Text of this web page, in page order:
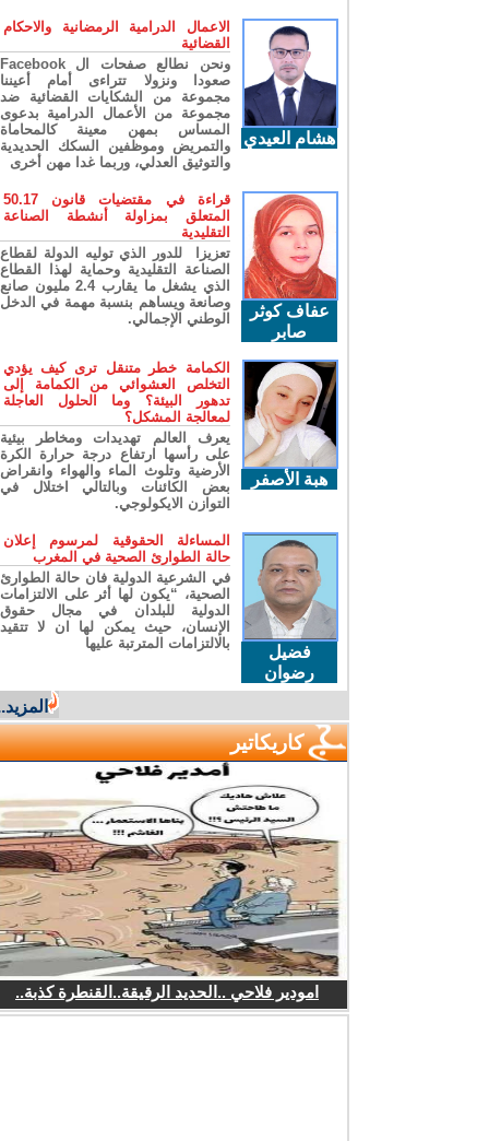
هشام العيدي
الاعمال الدرامية الرمضانية والاحكام
القضائية
ونحن نطالع صفحات ال Facebook
صعودا ونزولا تتراءى أمام أعيننا
مجموعة من الشكايات القضائية ضد
مجموعة من الأعمال الدرامية بدعوى
المساس بمهن معينة كالمحاماة
والتمريض وموظفين السكك الحديدية
والتوثيق العدلي، وربما غدا مهن أخرى
عفاف كوثر
صابر
قراءة في مقتضيات قانون 50.17
المتعلق بمزاولة أنشطة الصناعة
التقليدية
تعزيزا للدور الذي توليه الدولة لقطاع
الصناعة التقليدية وحماية لهذا القطاع
الذي يشغل ما يقارب 2.4 مليون صانع
وصانعة ويساهم بنسبة مهمة في الدخل
الوطني الإجمالي.
هبة الأصفر
الكمامة خطر متنقل ترى كيف يؤدي
التخلص العشوائي من الكمامة إلى
تدهور البيئة؟ وما الحلول العاجلة
لمعالجة المشكل؟
يعرف العالم تهديدات ومخاطر بيئية
على رأسها ارتفاع درجة حرارة الكرة
الأرضية وتلوث الماء والهواء وانقراض
بعض الكائنات وبالتالي اختلال في
التوازن الايكولوجي.
فضيل
رضوان
المساءلة الحقوقية لمرسوم إعلان
حالة الطوارئ الصحية في المغرب
في الشرعية الدولية فان حالة الطوارئ
الصحية، “يكون لها أثر على الالتزامات
الدولية للبلدان في مجال حقوق
الإنسان، حيث يمكن لها ان لا تتقيد
بالالتزامات المترتبة عليها
المزيد...
كاريكاتير
امودير فلاحي ..الحديد الرقيقة..القنطرة كذبة..